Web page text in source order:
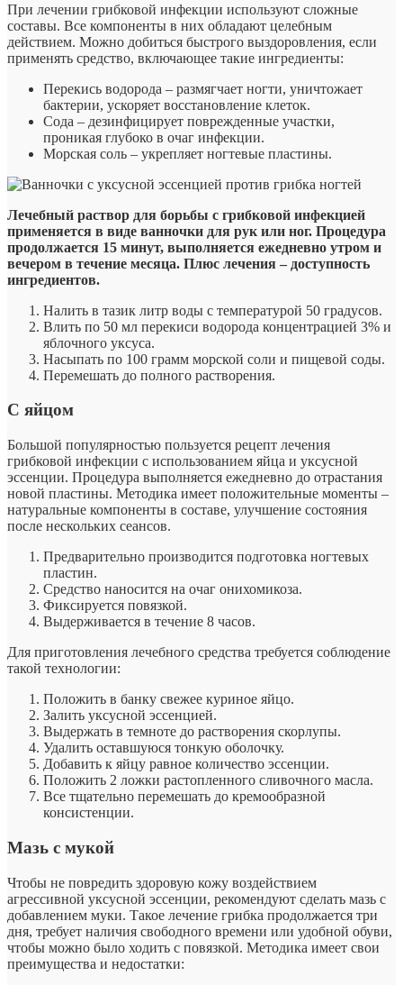
При лечении грибковой инфекции используют сложные
составы. Все компоненты в них обладают целебным
действием. Можно добиться быстрого выздоровления, если
применять средство, включающее такие ингредиенты:
Перекись водорода – размягчает ногти, уничтожает
бактерии, ускоряет восстановление клеток.
Сода – дезинфицирует поврежденные участки,
проникая глубоко в очаг инфекции.
Морская соль – укрепляет ногтевые пластины.
Лечебный раствор для борьбы с грибковой инфекцией
применяется в виде ванночки для рук или ног. Процедура
продолжается 15 минут, выполняется ежедневно утром и
вечером в течение месяца. Плюс лечения – доступность
ингредиентов.
Налить в тазик литр воды с температурой 50 градусов.
Влить по 50 мл перекиси водорода концентрацией 3% и
яблочного уксуса.
Насыпать по 100 грамм морской соли и пищевой соды.
Перемешать до полного растворения.
С яйцом­
Большой популярностью пользуется рецепт лечения
грибковой инфекции с использованием яйца и уксусной
эссенции. Процедура выполняется ежедневно до отрастания
новой пластины. Методика имеет положительные моменты –
натуральные компоненты в составе, улучшение состояния
после нескольких сеансов.
Предварительно производится подготовка ногтевых
пластин.
Средство наносится на очаг онихомикоза.
Фиксируется повязкой.
Выдерживается в течение 8 часов.
Для приготовления лечебного средства требуется соблюдение
такой технологии:
Положить в банку свежее куриное яйцо.
Залить уксусной эссенцией.
Выдержать в темноте до растворения скорлупы.
Удалить оставшуюся тонкую оболочку.
Добавить к яйцу равное количество эссенции.
Положить 2 ложки растопленного сливочного масла.
Все тщательно перемешать до кремообразной
консистенции.
Мазь с мукой
Чтобы не повредить здоровую кожу воздействием
агрессивной уксусной эссенции, рекомендуют сделать мазь с
добавлением муки. Такое лечение грибка продолжается три
дня, требует наличия свободного времени или удобной обуви,
чтобы можно было ходить с повязкой. Методика имеет свои
преимущества и недостатки: